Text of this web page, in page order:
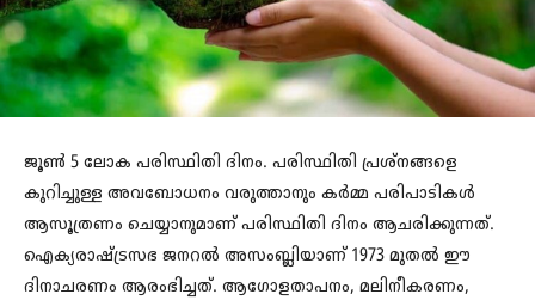
ജൂൺ 5 ലോക പരിസ്ഥിതി ദിനം. പരിസ്ഥിതി പ്രശ്നങ്ങളെ
കുറിച്ചുള്ള അവബോധനം വരുത്താനും കർമ്മ പരിപാടികൾ
ആസൂത്രണം ചെയ്യാനുമാണ് പരിസ്ഥിതി ദിനം ആചരിക്കുന്നത്.
ഐക്യരാഷ്ട്രസഭ ജനറൽ അസംബ്ലിയാണ് 1973 മുതൽ ഈ
ദിനാചരണം ആരംഭിച്ചത്. ആഗോളതാപനം, മലിനീകരണം,